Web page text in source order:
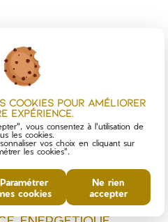
DE
cookies pour améliorer
expérience.
vous consentez à l'utilisation de
les cookies.
vos choix en cliquant sur
les cookies".
Paramétrer
cookies
Ne rien
accepter